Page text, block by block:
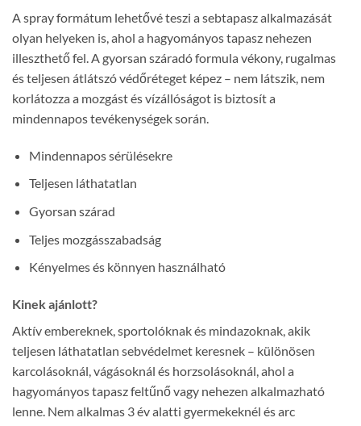
A spray formátum lehetővé teszi a sebtapasz alkalmazását
olyan helyeken is, ahol a hagyományos tapasz nehezen
illeszthető fel. A gyorsan száradó formula vékony, rugalmas
és teljesen átlátszó védőréteget képez – nem látszik, nem
korlátozza a mozgást és vízállóságot is biztosít a
mindennapos tevékenységek során.
Mindennapos sérülésekre
Teljesen láthatatlan
Gyorsan szárad
Teljes mozgásszabadság
Kényelmes és könnyen használható
Kinek ajánlott?
Aktív embereknek, sportolóknak és mindazoknak, akik
teljesen láthatatlan sebvédelmet keresnek – különösen
karcolásoknál, vágásoknál és horzsolásoknál, ahol a
hagyományos tapasz feltűnő vagy nehezen alkalmazható
lenne. Nem alkalmas 3 év alatti gyermekeknél és arc